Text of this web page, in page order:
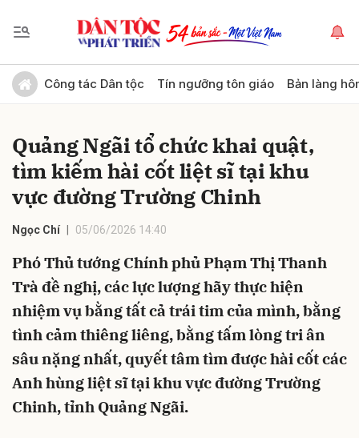
Công tác Dân tộc Tín ngưỡng tôn giáo Bản làng
Quảng Ngãi tổ chức khai quật,
tìm kiếm hài cốt liệt sĩ tại khu
vực đường Trường Chinh
Ngọc Chí 05/06/2026 14:40
Phó Thủ tướng Chính phủ Phạm Thị Thanh
Trà đề nghị, các lực lượng hãy thực hiện
nhiệm vụ bằng tất cả trái tim của mình, bằng
tình cảm thiêng liêng, bằng tấm lòng tri ân
sâu nặng nhất, quyết tâm tìm được hài cốt các
Anh hùng liệt sĩ tại khu vực đường Trường
Chinh, tỉnh Quảng Ngãi.
Gửi bình luận